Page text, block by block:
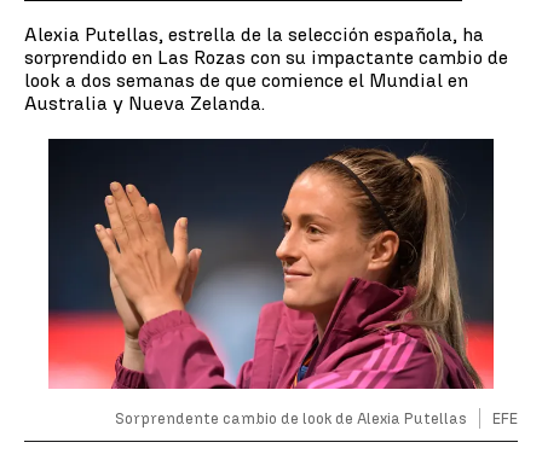
Alexia Putellas, estrella de la selección española, ha
sorprendido en Las Rozas con su impactante cambio de
look a dos semanas de que comience el Mundial en
Australia y Nueva Zelanda.
Sorprendente cambio de look de Alexia Putellas EFE